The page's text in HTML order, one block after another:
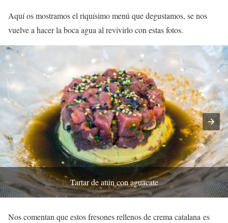
Aquí os mostramos el riquísimo menú que degustamos, se nos
vuelve a hacer la boca agua al revivirlo con estas fotos.
Tartar de atún con aguacate
Nos comentan que estos fresones rellenos de crema catalana es